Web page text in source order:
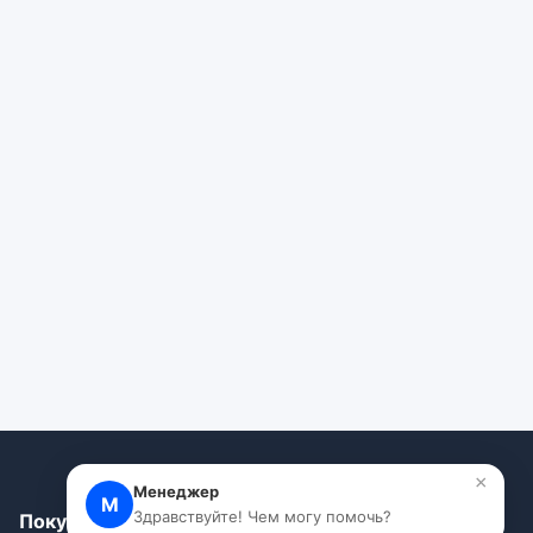
Покупателям
М
Менеджер
Здравствуйте! Чем могу помочь?
×